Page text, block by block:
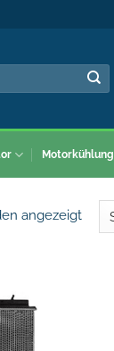
Motorkühlung
angezeigt